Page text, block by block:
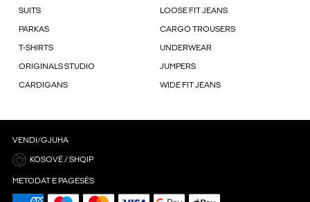
SUITS LOOSE FIT JEANS
PARKAS CARGO TROUSERS
T-SHIRTS UNDERWEAR
ORIGINALS STUDIO JUMPERS
CARDIGANS WIDE FIT JEANS
VENDI/GJUHA
KOSOVË / SHQIP
METODAT E PAGESËS